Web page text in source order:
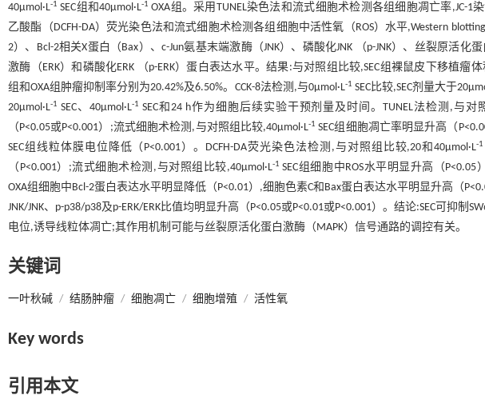
40μmol·L-1 SEC组和40μmol·L-1 OXA组。采用TUNEL染色法和流式细胞术检测各组细胞凋亡率,JC-
乙酸酯（DCFH-DA）荧光染色法和流式细胞术检测各组细胞中活性氧（ROS）水平,Western
2）、Bcl-2相关X蛋白（Bax）、c-Jun氨基末端激酶（JNK）、磷酸化JNK （p-JNK）、丝裂原活化
激酶（ERK）和磷酸化ERK （p-ERK）蛋白表达水平。结果:与对照组比较,SEC组裸鼠皮下移植瘤体
组和OXA组肿瘤抑制率分别为20.42%及6.50%。CCK-8法检测,与0μmol·L-1 SEC比较,SEC剂量大于
20μmol·L-1 SEC、40μmol·L-1 SEC和24 h作为细胞后续实验干预剂量及时间。TUNEL法检测,与对
（P<0.05或P<0.001）;流式细胞术检测,与对照组比较,40μmol·L-1 SEC组细胞凋亡率明显升高（
SEC组线粒体膜电位降低（P<0.001）。DCFH-DA荧光染色法检测,与对照组比较,20和40μmol·L-1
（P<0.001）;流式细胞术检测,与对照组比较,40μmol·L-1 SEC组细胞中ROS水平明显升高（
OXA组细胞中Bcl-2蛋白表达水平明显降低（P<0.01）,细胞色素C和Bax蛋白表达水平明显升高（
JNK/JNK、p-p38/p38及p-ERK/ERK比值均明显升高（P<0.05或P<0.01或P<0.001）。结论:SEC可抑
电位,诱导线粒体凋亡;其作用机制可能与丝裂原活化蛋白激酶（MAPK）信号通路的调控有关。
关键词
一叶秋碱 / 结肠肿瘤 / 细胞凋亡 / 细胞增殖 / 活性氧
Key words
引用本文